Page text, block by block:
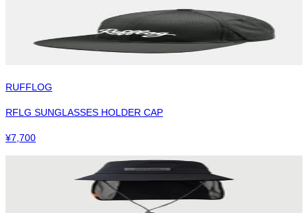
RUFFLOG
RFLG SUNGLASSES HOLDER CAP
¥7,700